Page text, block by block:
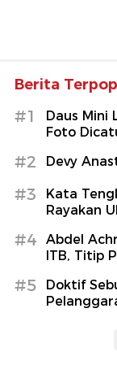
Berita
#1
Daus Mini
Foto
#2 Devy
#3
Kata
Rayakan
#4
Abdel
ITB, Titip
#5
Doktif